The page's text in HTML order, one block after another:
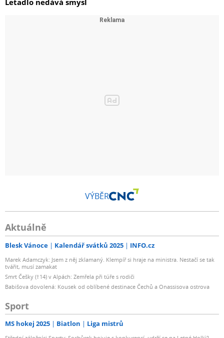
VÝBĚR
Aktuálně
Blesk Vánoce Kalendář svátků 2025 INFO.cz
Marek Adamczyk: Jsem z něj zklamaný. Klempíř si hraje na ministra. Nestačí se tak
tvářit, musí zamakat
Smrt Češky (†14) v Alpách: Zemřela při túře s rodiči
Babišova dovolená: Kousek od oblíbené destinace Čechů a Onassisova ostrova
Sport
MS hokej 2025 Biatlon Liga mistrů